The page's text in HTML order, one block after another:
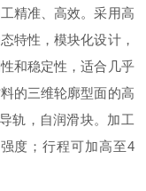
精准、高效。采用高
特性，模块化设计，
和稳定性，适合几乎
的三维轮廓型面的高
轨，自润滑块。加工
度；行程可加高至4